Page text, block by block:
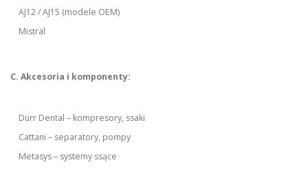
AJ12 / AJ15 (modele OEM)
Mistral
C. Akcesoria i komponenty:
Dürr Dental – kompresory, ssaki
Cattani – separatory, pompy
Metasys – systemy ssące